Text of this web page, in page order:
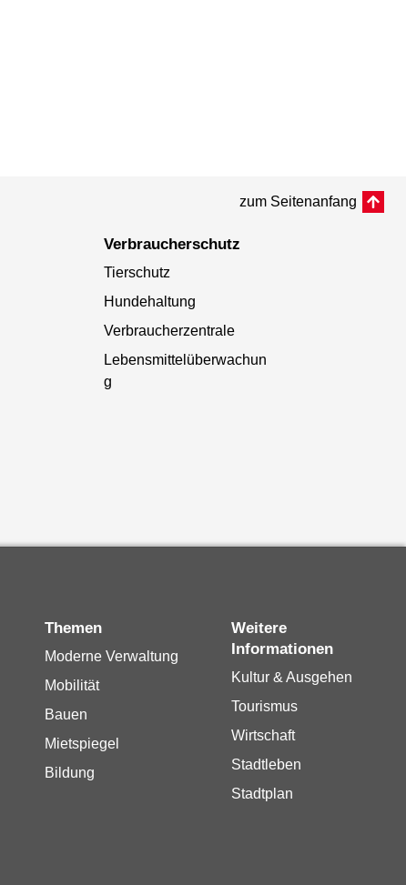
zum Seitenanfang
Verbraucherschutz
Tierschutz
Hundehaltung
Verbraucherzentrale
Lebensmittelüberwachun
g
Themen
Moderne Verwaltung
Mobilität
Bauen
Mietspiegel
Bildung
Weitere
Informationen
Kultur & Ausgehen
Tourismus
Wirtschaft
Stadtleben
Stadtplan